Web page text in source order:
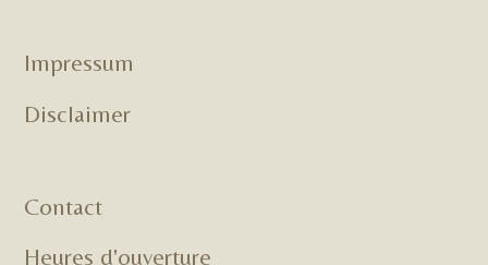
Impressum
Disclaimer
Contact
Heures d'ouverture